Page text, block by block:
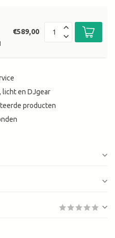
€589,00
licht en DJgear
producten